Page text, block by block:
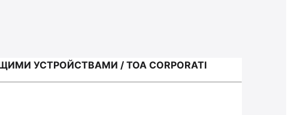
УСТРОЙСТВАМИ / TOA CORPORATI